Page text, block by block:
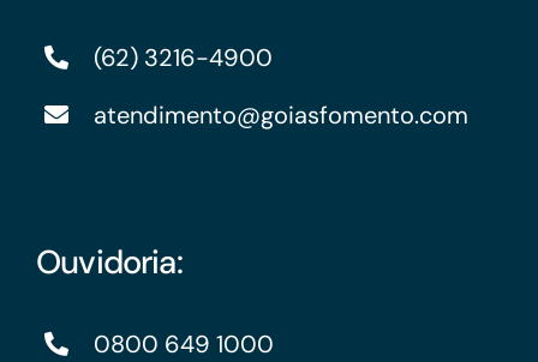
(62) 3216-4900
atendimento@goiasfomento.com
Ouvidoria:
0800 649 1000